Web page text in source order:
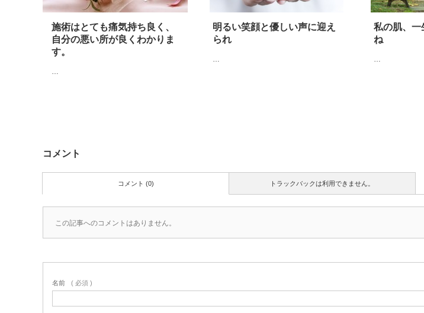
施術はとても痛気持ち良く、
自分の悪い所が良くわかりま
す。
…
明るい笑顔と優しい声に迎え
られ
…
私の肌、一
ね
…
コメント
トラックバックは利用できません。
コメント (0)
この記事へのコメントはありません。
名前 ( 必須 )